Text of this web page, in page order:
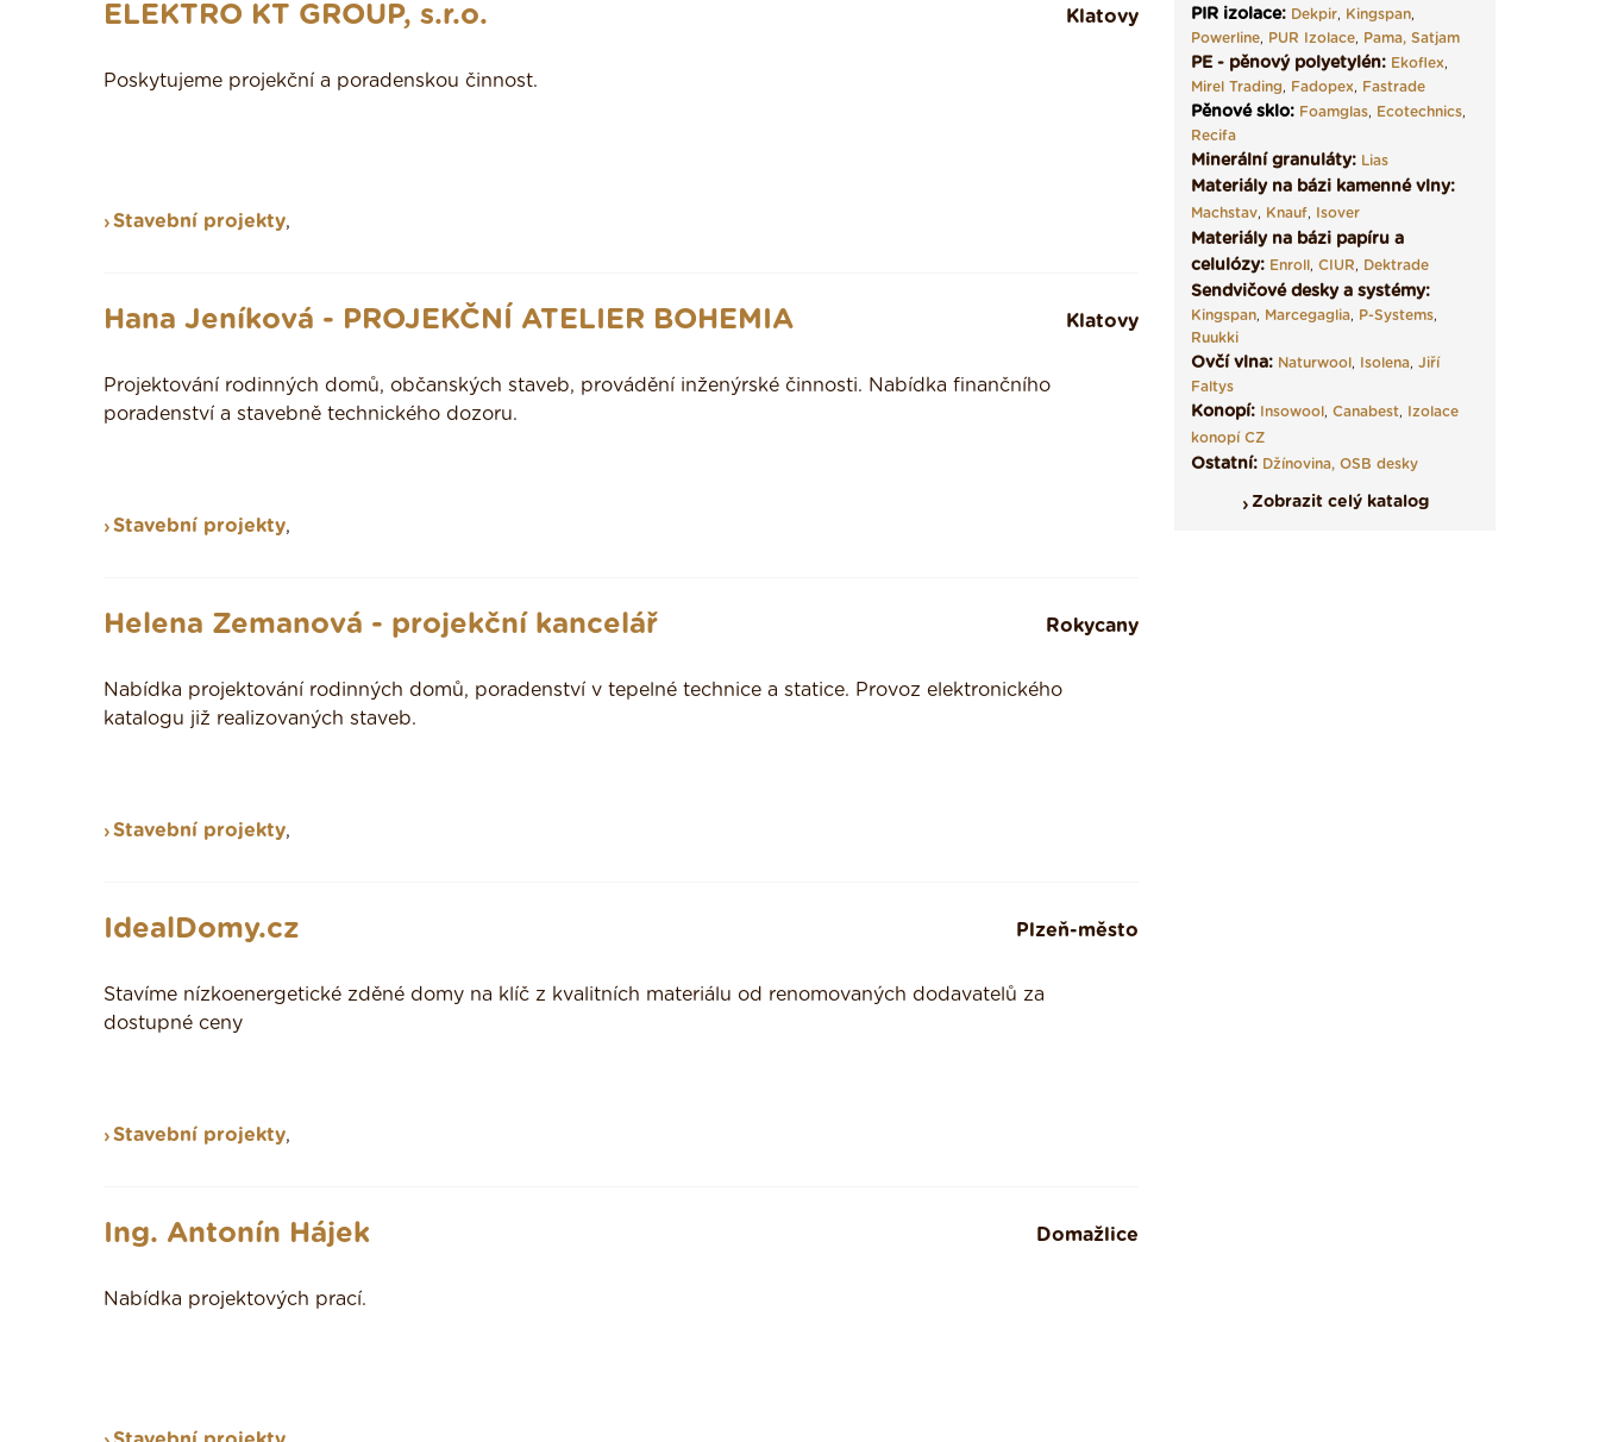
ELEKTRO KT GROUP, s.r.o. Klatovy
Poskytujeme projekční a poradenskou činnost.
Stavební projekty,
Hana Jeníková - PROJEKČNÍ ATELIER BOHEMIA Klatovy
Projektování rodinných domů, občanských staveb, provádění inženýrské činnosti. Nabídka finančního
poradenství a stavebně technického dozoru.
Stavební projekty,
Helena Zemanová - projekční kancelář Rokycany
Nabídka projektování rodinných domů, poradenství v tepelné technice a statice. Provoz elektronického
katalogu již realizovaných staveb.
Stavební projekty,
IdealDomy.cz Plzeň-město
Stavíme nízkoenergetické zděné domy na klíč z kvalitních materiálu od renomovaných dodavatelů za
dostupné ceny
Stavební projekty,
Ing. Antonín Hájek Domažlice
Nabídka projektových prací.
PIR izolace: Dekpir, Kingspan,
Powerline, PUR Izolace, Pama, Satjam
PE - pěnový polyetylén: Ekoflex,
Mirel Trading, Fadopex, Fastrade
Pěnové sklo: Foamglas, Ecotechnics,
Recifa
Minerální granuláty: Lias
Materiály na bázi kamenné vlny:
Machstav, Knauf, Isover
Materiály na bázi papíru a
celulózy: Enroll, CIUR, Dektrade
Sendvičové desky a systémy:
Kingspan, Marcegaglia, P-Systems,
Ruukki
Ovčí vlna: Naturwool, Isolena, Jiří
Faltys
Konopí: Insowool, Canabest, Izolace
konopí CZ
Ostatní: Džínovina, OSB desky
Zobrazit celý katalog